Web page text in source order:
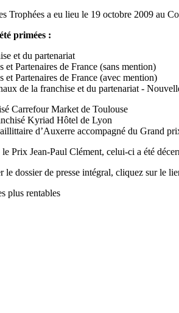
Trophées a eu lieu le 19 octobre 2009 au
primées :
et du partenariat
et Partenaires de France (sans mention)
et Partenaires de France (avec mention)
de la franchise et du partenariat -
Carrefour Market de Toulouse
Kyriad Hôtel de Lyon
d’Auxerre accompagné du Grand
le Prix Jean-Paul Clément, celui-ci a été
le dossier de presse intégral, cliquez sur le
plus rentables